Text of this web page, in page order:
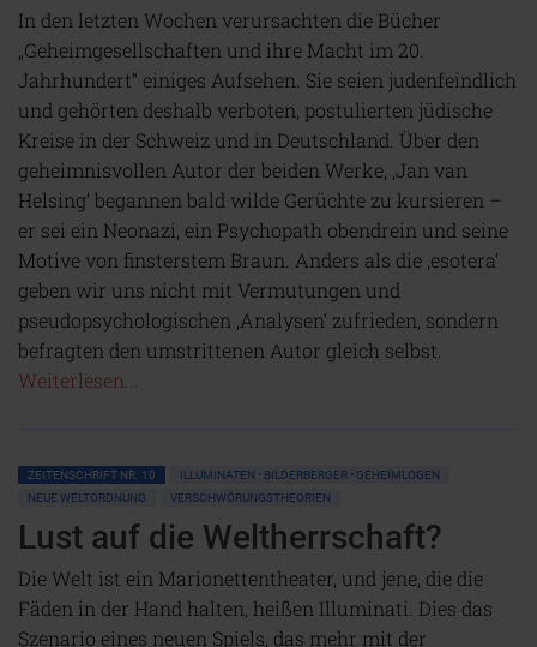
In den letzten Wochen verursachten die Bücher
„Geheimgesellschaften und ihre Macht im 20.
Jahrhundert“ einiges Aufsehen. Sie seien judenfeindlich
und gehörten deshalb verboten, postulierten jüdische
Kreise in der Schweiz und in Deutschland. Über den
geheimnisvollen Autor der beiden Werke, ‚Jan van
Helsing‘ begannen bald wilde Gerüchte zu kursieren –
er sei ein Neonazi, ein Psychopath obendrein und seine
Motive von finsterstem Braun. Anders als die ‚esotera‘
geben wir uns nicht mit Vermutungen und
pseudopsychologischen ‚Analysen‘ zufrieden, sondern
befragten den umstrittenen Autor gleich selbst.
Weiterlesen...
ZEITENSCHRIFT NR. 10
ILLUMINATEN • BILDERBERGER • GEHEIMLOGEN
NEUE WELTORDNUNG
VERSCHWÖRUNGSTHEORIEN
Lust auf die Weltherrschaft?
Die Welt ist ein Marionettentheater, und jene, die die
Fäden in der Hand halten, heißen Illuminati. Dies das
Szenario eines neuen Spiels, das mehr mit der